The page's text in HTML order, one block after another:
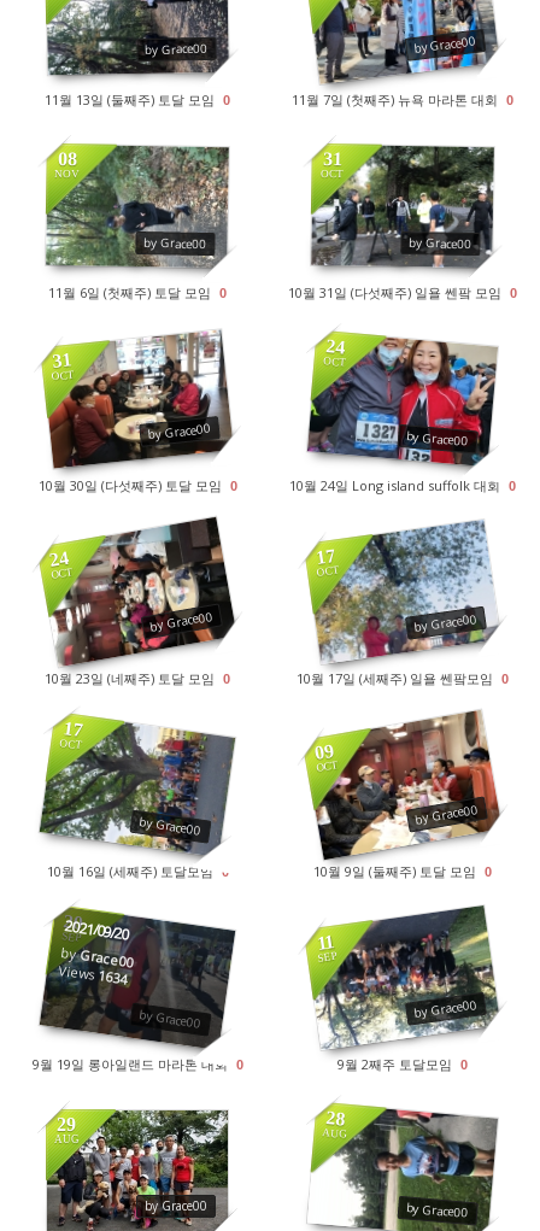
by Grace00
1924
11월 13일 (둘째주) 토달 모임 0
by Grace00
1915
11월 7일 (첫째주) 뉴욕 마라톤 대회 0
08
NOV
by Grace00
1898
11월 6일 (첫째주) 토달 모임 0
31
OCT
by Grace00
1736
10월 31일 (다섯째주) 일욜 쎈팤 모임 0
31
OCT
by Grace00
1859
10월 30일 (다섯째주) 토달 모임 0
24
OCT
by Grace00
1821
10월 24일 Long island suffolk 대회 0
24
OCT
by Grace00
1895
10월 23일 (네째주) 토달 모임 0
17
OCT
by Grace00
1731
10월 17일 (세째주) 일욜 쎈팤모임 0
17
OCT
by Grace00
1998
10월 16일 (세째주) 토달모임 0
09
OCT
by Grace00
1751
10월 9일 (둘째주) 토달 모임 0
20
SEP
by Grace00
2021/09/20
byGrace00
Views1634
9월 19일 롱아일랜드 마라톤 대회 0
11
SEP
by Grace00
1795
9월 2째주 토달모임 0
29
AUG
by Grace00
1894
28
AUG
by Grace00
1946